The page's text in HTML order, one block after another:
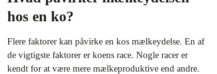
hos en ko?
Flere faktorer kan påvirke en kos mælkeydelse. En af
de vigtigste faktorer er koens race. Nogle racer er
kendt for at være mere mælkeproduktive end andre.